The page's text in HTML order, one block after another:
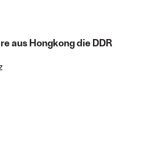
aus Hongkong die DDR